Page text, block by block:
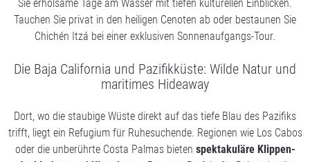
Sie erholsame Tage am Wasser mit tiefen kulturellen Einblicken.
Tauchen Sie privat in den heiligen Cenoten ab oder bestaunen Sie
Chichén Itzá bei einer exklusiven Sonnenaufgangs-Tour.
Die Baja California und Pazifikküste: Wilde Natur und
maritimes Hideaway
Dort, wo die staubige Wüste direkt auf das tiefe Blau des Pazifiks
trifft, liegt ein Refugium für Ruhesuchende. Regionen wie Los Cabos
oder die unberührte Costa Palmas bieten spektakuläre Klippen-